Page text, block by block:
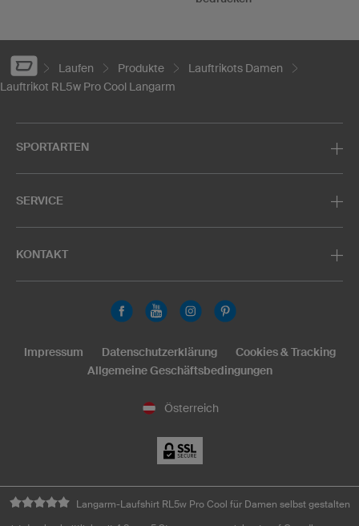
Laufen Produkte
Lauftrikots Damen
Lauftrikot RL5w Pro Cool Langarm
SPORTARTEN
SERVICE
KONTAKT
Österreich
Impressum Datenschutzerklärung
Cookies & Tracking
Allgemeine Geschäftsbedingungen
Langarm-Laufshirt RL5w Pro Cool für Damen selbst gestalten